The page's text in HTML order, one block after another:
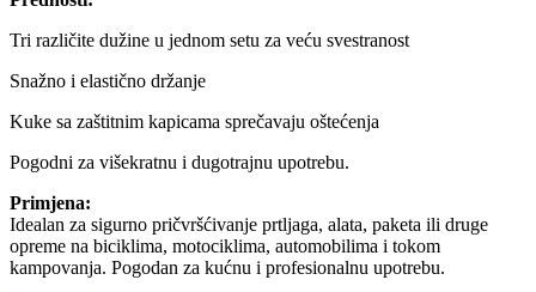
Tri različite dužine u jednom setu za veću svestranost
Snažno i elastično držanje
Kuke sa zaštitnim kapicama sprečavaju oštećenja
Pogodni za višekratnu i dugotrajnu upotrebu.
Primjena:
Idealan za sigurno pričvršćivanje prtljaga, alata, paketa ili druge
opreme na biciklima, motociklima, automobilima i tokom
kampovanja. Pogodan za kućnu i profesionalnu upotrebu.